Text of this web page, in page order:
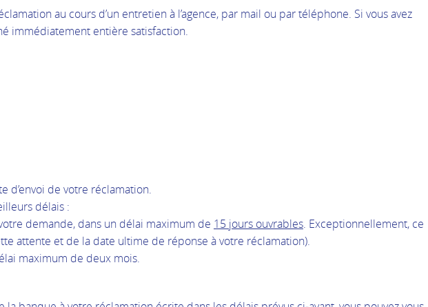
au cours d’un entretien à l’agence, par mail ou par téléphone. Si vous avez
immédiatement entière satisfaction.
d’envoi de votre réclamation.
délais :
demande, dans un délai maximum de 15 jours ouvrables. Exceptionnellement, ce
attente et de la date ultime de réponse à votre réclamation).
maximum de deux mois.